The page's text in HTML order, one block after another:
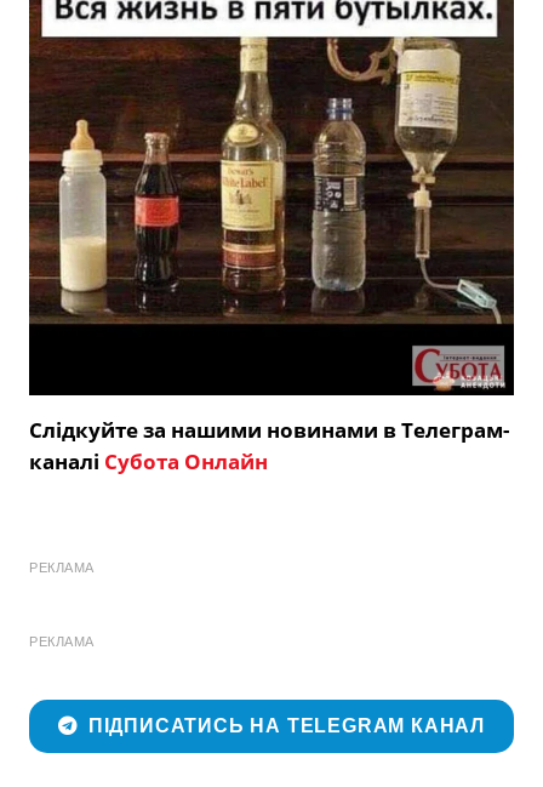
Слідкуйте за нашими новинами в Телеграм-
каналі Субота Онлайн
РЕКЛАМА
РЕКЛАМА
ПІДПИСАТИСЬ НА TELEGRAM КАНАЛ